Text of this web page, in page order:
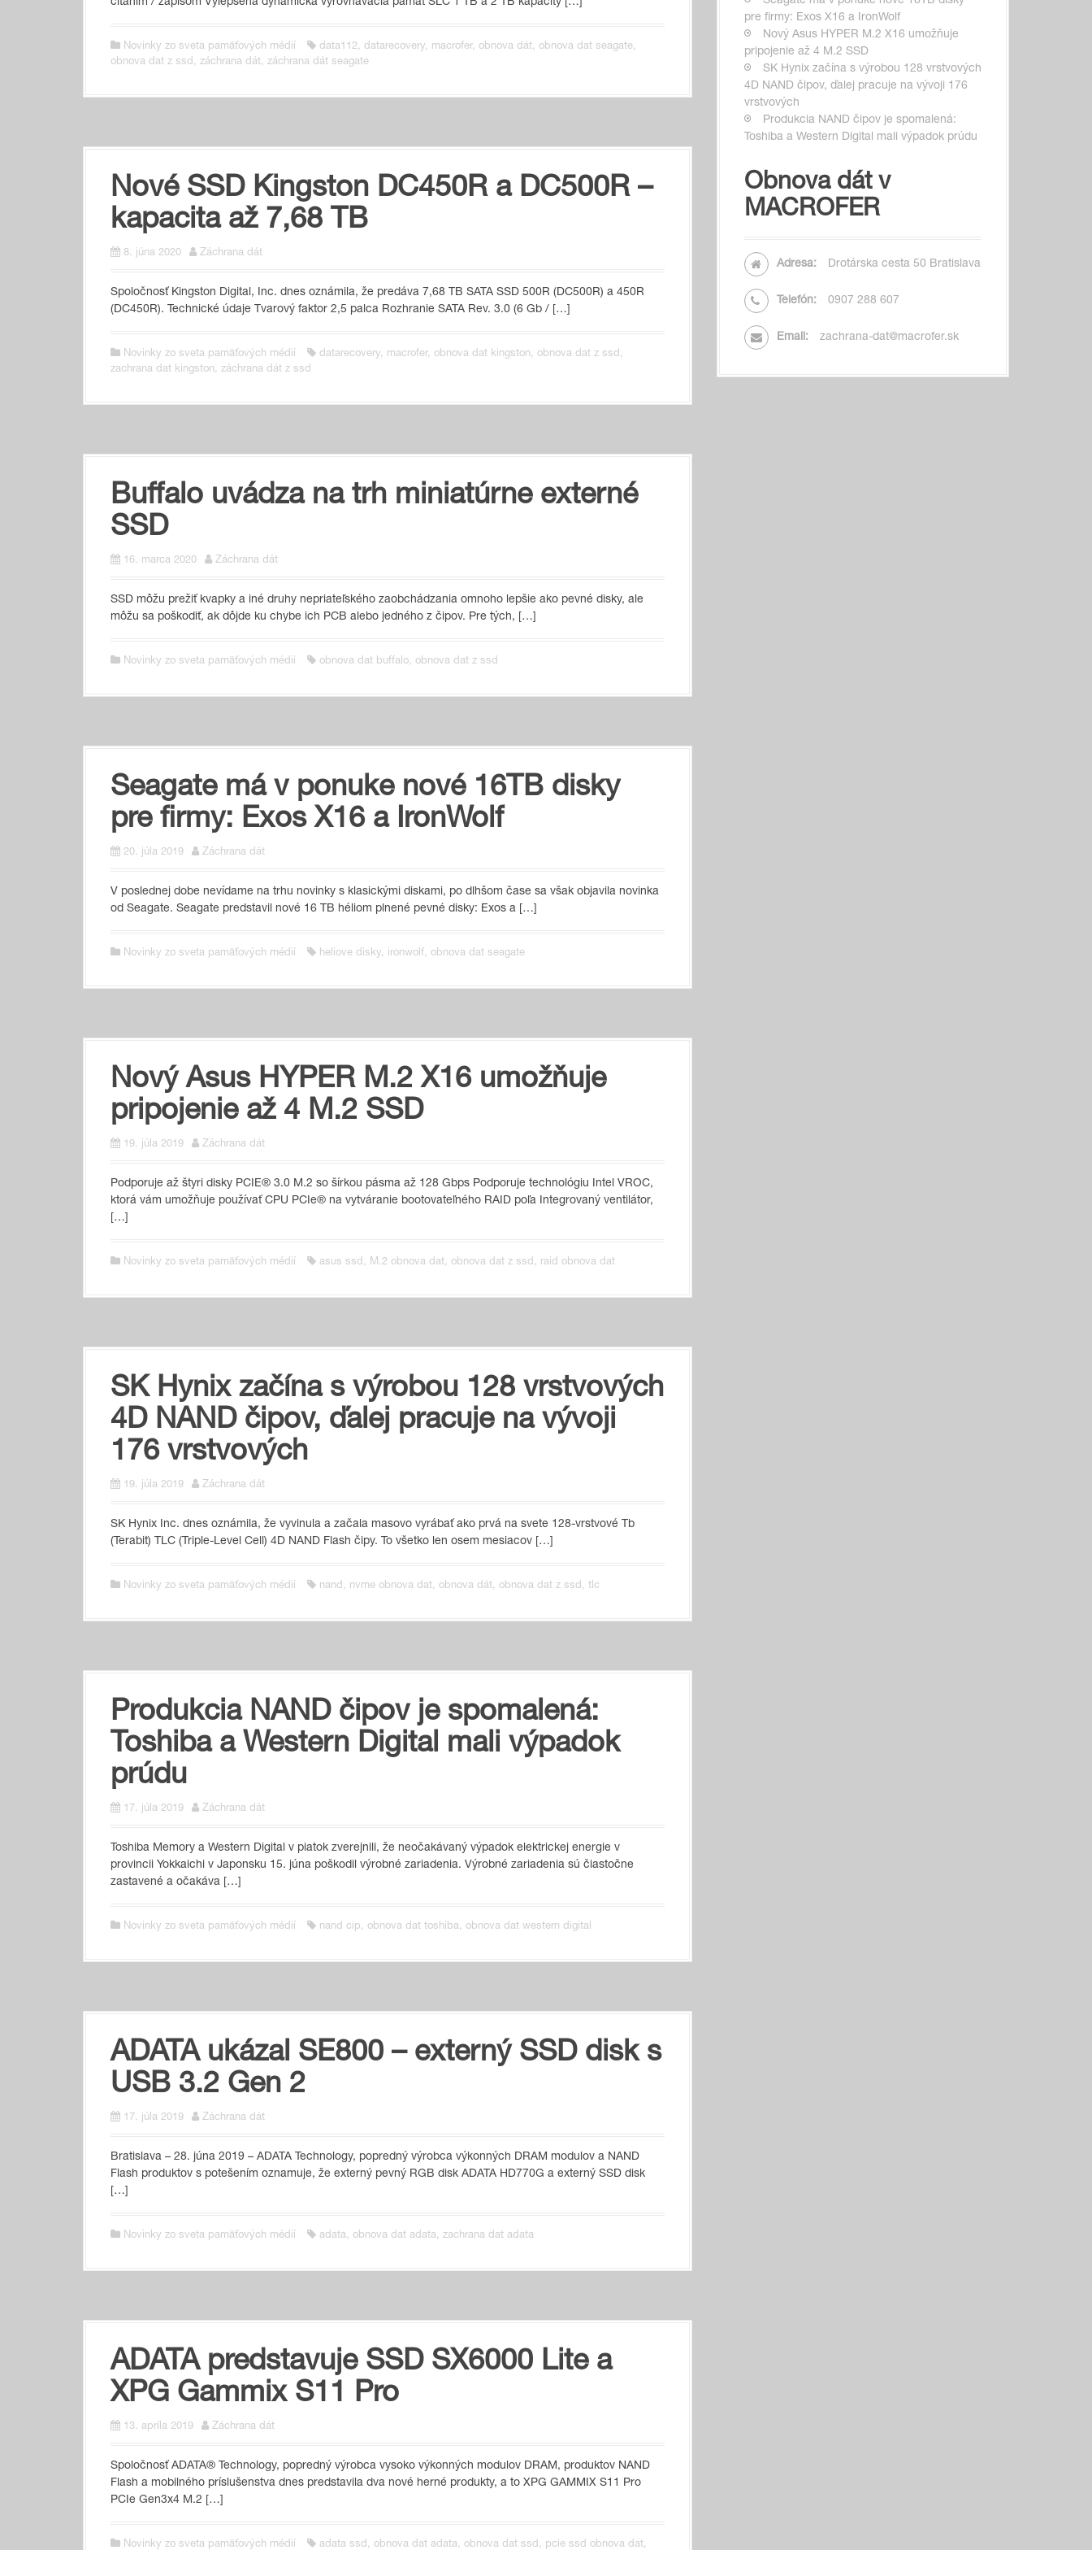
čítaním / zápisom Vylepšená dynamická vyrovnávacia pamäť SLC 1 TB a 2 TB kapacity […]
Novinky zo sveta pamäťových médií data112, datarecovery, macrofer, obnova dát, obnova dat seagate,
obnova dat z ssd, záchrana dát, záchrana dát seagate
Nové SSD Kingston DC450R a DC500R –
kapacita až 7,68 TB
8. júna 2020 Záchrana dát
Spoločnosť Kingston Digital, Inc. dnes oznámila, že predáva 7,68 TB SATA SSD 500R (DC500R) a 450R
(DC450R). Technické údaje Tvarový faktor 2,5 palca Rozhranie SATA Rev. 3.0 (6 Gb / […]
Novinky zo sveta pamäťových médií datarecovery, macrofer, obnova dat kingston, obnova dat z ssd,
zachrana dat kingston, záchrana dát z ssd
Buffalo uvádza na trh miniatúrne externé
SSD
16. marca 2020 Záchrana dát
SSD môžu prežiť kvapky a iné druhy nepriateľského zaobchádzania omnoho lepšie ako pevné disky, ale
môžu sa poškodiť, ak dôjde ku chybe ich PCB alebo jedného z čipov. Pre tých, […]
Novinky zo sveta pamäťových médií obnova dat buffalo, obnova dat z ssd
Seagate má v ponuke nové 16TB disky
pre firmy: Exos X16 a IronWolf
20. júla 2019 Záchrana dát
V poslednej dobe nevídame na trhu novinky s klasickými diskami, po dlhšom čase sa však objavila novinka
od Seagate. Seagate predstavil nové 16 TB héliom plnené pevné disky: Exos a […]
Novinky zo sveta pamäťových médií heliove disky, ironwolf, obnova dat seagate
Nový Asus HYPER M.2 X16 umožňuje
pripojenie až 4 M.2 SSD
19. júla 2019 Záchrana dát
Podporuje až štyri disky PCIE® 3.0 M.2 so šírkou pásma až 128 Gbps Podporuje technológiu Intel VROC,
ktorá vám umožňuje používať CPU PCIe® na vytváranie bootovateľného RAID poľa Integrovaný ventilátor,
[…]
Novinky zo sveta pamäťových médií asus ssd, M.2 obnova dat, obnova dat z ssd, raid obnova dat
SK Hynix začína s výrobou 128 vrstvových
4D NAND čipov, ďalej pracuje na vývoji
176 vrstvových
19. júla 2019 Záchrana dát
SK Hynix Inc. dnes oznámila, že vyvinula a začala masovo vyrábať ako prvá na svete 128-vrstvové Tb
(Terabit) TLC (Triple-Level Cell) 4D NAND Flash čipy. To všetko len osem mesiacov […]
Novinky zo sveta pamäťových médií nand, nvme obnova dat, obnova dát, obnova dat z ssd, tlc
Produkcia NAND čipov je spomalená:
Toshiba a Western Digital mali výpadok
prúdu
17. júla 2019 Záchrana dát
Toshiba Memory a Western Digital v piatok zverejnili, že neočakávaný výpadok elektrickej energie v
provincii Yokkaichi v Japonsku 15. júna poškodil výrobné zariadenia. Výrobné zariadenia sú čiastočne
zastavené a očakáva […]
Novinky zo sveta pamäťových médií nand cip, obnova dat toshiba, obnova dat western digital
ADATA ukázal SE800 – externý SSD disk s
USB 3.2 Gen 2
17. júla 2019 Záchrana dát
Bratislava – 28. júna 2019 – ADATA Technology, popredný výrobca výkonných DRAM modulov a NAND
Flash produktov s potešením oznamuje, že externý pevný RGB disk ADATA HD770G a externý SSD disk
[…]
Novinky zo sveta pamäťových médií adata, obnova dat adata, zachrana dat adata
ADATA predstavuje SSD SX6000 Lite a
XPG Gammix S11 Pro
13. apríla 2019 Záchrana dát
Spoločnosť ADATA® Technology, popredný výrobca vysoko výkonných modulov DRAM, produktov NAND
Flash a mobilného príslušenstva dnes predstavila dva nové herné produkty, a to XPG GAMMIX S11 Pro
PCIe Gen3x4 M.2 […]
Novinky zo sveta pamäťových médií adata ssd, obnova dat adata, obnova dat ssd, pcie ssd obnova dat,
pre firmy: Exos X16 a IronWolf
Nový Asus HYPER M.2 X16 umožňuje
pripojenie až 4 M.2 SSD
SK Hynix začína s výrobou 128 vrstvových
4D NAND čipov, ďalej pracuje na vývoji 176
vrstvových
Produkcia NAND čipov je spomalená:
Toshiba a Western Digital mali výpadok prúdu
Obnova dát v
MACROFER
Adresa: Drotárska cesta 50 Bratislava
Telefón: 0907 288 607
Email: zachrana-dat@macrofer.sk